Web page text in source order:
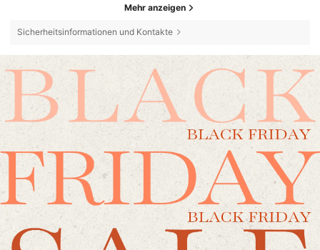
Mehr anzeigen
Sicherheitsinformationen und Kontakte